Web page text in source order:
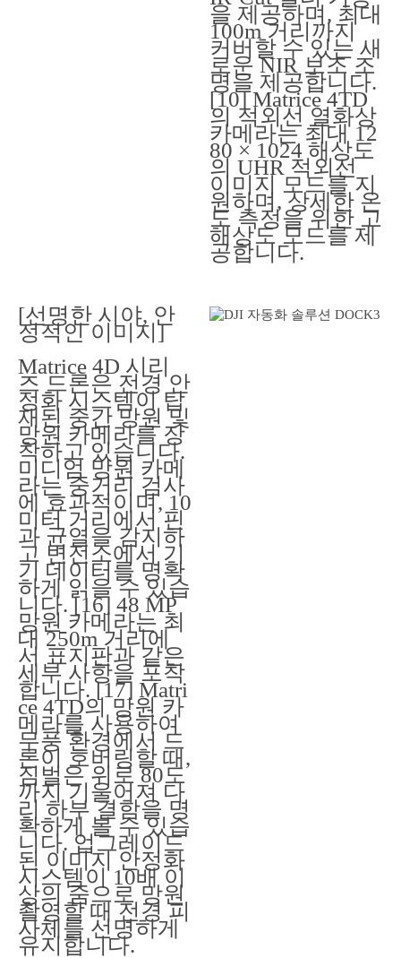
을 제공하며, 최대
100m 거리까지
커버할 수 있는 새
로운 NIR 보조 조
명을 제공합니다.
[10] Matrice 4TD
의 적외선 열화상
카메라는 최대 12
80 × 1024 해상도
의 UHR 적외선
이미지 모드를 지
원하며, 상세한 온
도 측정을 위한 고
해상도 모드를 제
공합니다.
[선명한 시야, 안
정적인 이미지]
Matrice 4D 시리
즈 드론은 전경 안
정화 시스템이 탑
재된 중간 망원 및
망원 카메라를 장
착하고 있습니다.
미디엄 망원 카메
라는 중거리 검사
에 효과적이며, 10
미터 거리에서 핀
과 균열을 감지하
고 변전소에서 기
기 데이터를 명확
하게 읽을 수 있습
니다. [16] 48 MP
망원 카메라는 최
대 250m 거리에
서 표지판과 같은
세부 사항을 포착
합니다. [17] Matri
ce 4TD의 망원 카
메라를 사용하여
무풍 환경에서 드
론이 호버링할 때,
짐벌은 위로 80도
까지 기울어져 다
리 하부 결함을 명
확하게 볼 수 있습
니다. 업그레이드
된 이미지 안정화
시스템이 10배 이
상의 줌으로 망원
촬영할 때 전경 피
사체를 선명하게
유지합니다.